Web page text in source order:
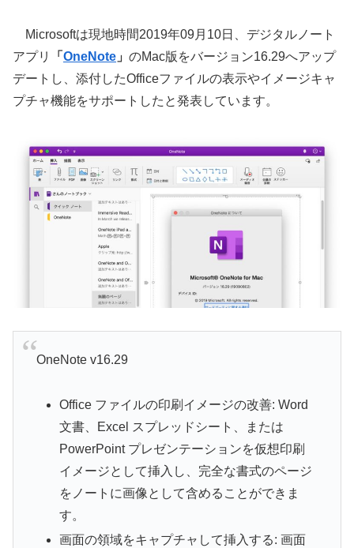
Microsoftは現地時間2019年09月10日、デジタルノート
アプリ
「 OneNote 」 のMac版をバージョン16.29へアップ
デートし、添付したOfficeファイルの表示やイメージキャ
プチャ機能をサポートしたと発表しています。
OneNote v16.29
Office ファイルの印刷イメージの改善: Word
文書、Excel スプレッドシート、または
PowerPoint プレゼンテーションを仮想印刷
イメージとして挿入し、完全な書式のページ
をノートに画像として含めることができま
す。
画面の領域をキャプチャして挿入する: 画面